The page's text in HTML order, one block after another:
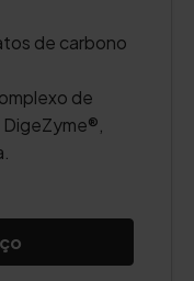
de carbono
de